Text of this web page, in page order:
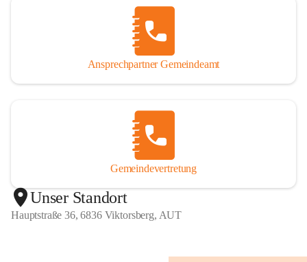
Ansprechpartner Gemeindeamt
Gemeindevertretung
Unser Standort
Hauptstraße 36, 6836 Viktorsberg, AUT